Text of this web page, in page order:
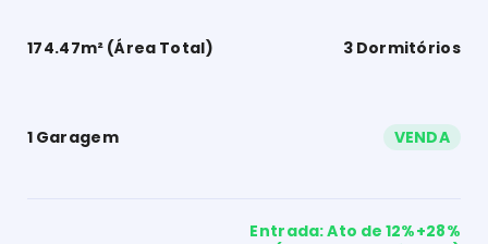
174.47m² (Área Total) 3 Dormitórios
1 Garagem VENDA
Entrada: Ato de 12%+28%